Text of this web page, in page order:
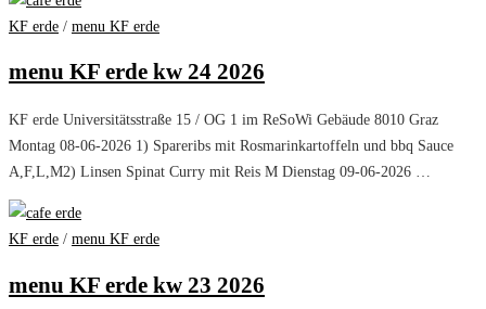
KF erde / menu KF erde
menu KF erde kw 24 2026
KF erde Universitätsstraße 15 / OG 1 im ReSoWi Gebäude 8010 Graz
Montag 08-06-2026 1) Spareribs mit Rosmarinkartoffeln und bbq Sauce
A,F,L,M2) Linsen Spinat Curry mit Reis M Dienstag 09-06-2026 …
KF erde / menu KF erde
menu KF erde kw 23 2026